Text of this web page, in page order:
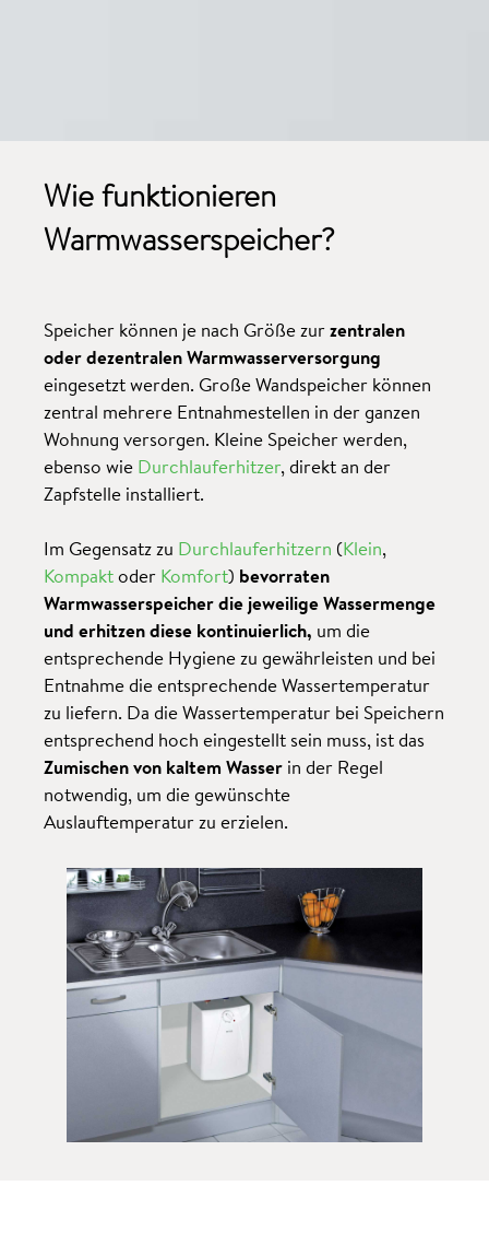
Wie funktionieren
Warmwasserspeicher?
Speicher können je nach Größe zurzentralen
oder dezentralen Warmwasserversorgung
eingesetzt werden. Große Wandspeicher können
zentral mehrere Entnahmestellen in der ganzen
Wohnung versorgen. Kleine Speicher werden,
ebenso wie Durchlauferhitzer, direkt an der
Zapfstelle installiert.
Im Gegensatz zu Durchlauferhitzern (Klein,
Kompaktoder Komfort) bevorraten
Warmwasserspeicher die jeweilige Wassermenge
und erhitzen diese kontinuierlich, um die
entsprechende Hygiene zu gewährleisten und bei
Entnahme die entsprechende Wassertemperatur
zu liefern. Da die Wassertemperatur bei Speichern
entsprechend hoch eingestellt sein muss, ist das
Zumischen von kaltem Wasser in der Regel
notwendig, um die gewünschte
Auslauftemperatur zu erzielen.